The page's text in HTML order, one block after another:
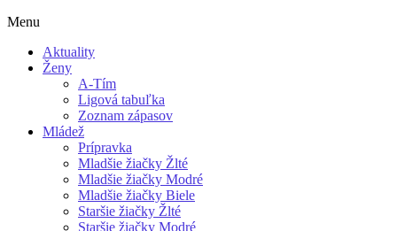
Menu
Aktuality
Ženy
A-Tím
Ligová tabuľka
Zoznam zápasov
Mládež
Prípravka
Mladšie žiačky Žlté
Mladšie žiačky Modré
Mladšie žiačky Biele
Staršie žiačky Žlté
Staršie žiačky Modré